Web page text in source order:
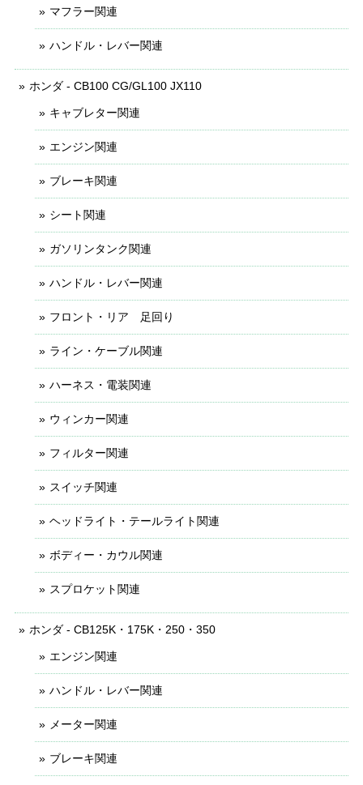
マフラー関連
ハンドル・レバー関連
ホンダ - CB100 CG/GL100 JX110
キャブレター関連
エンジン関連
ブレーキ関連
シート関連
ガソリンタンク関連
ハンドル・レバー関連
フロント・リア 足回り
ライン・ケーブル関連
ハーネス・電装関連
ウィンカー関連
フィルター関連
スイッチ関連
ヘッドライト・テールライト関連
ボディー・カウル関連
スプロケット関連
ホンダ - CB125K・175K・250・350
エンジン関連
ハンドル・レバー関連
メーター関連
ブレーキ関連